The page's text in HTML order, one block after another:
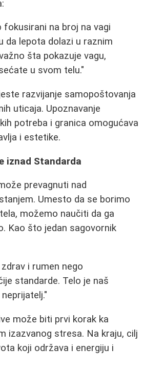
fokusirani na broj na vagi
da lepota dolazi u raznim
šta pokazuje vagu,
u svom telu."
razvijanje samopoštovanja
uticaja. Upoznavanje
potreba i granica omogućava
i estetike.
iznad Standarda
prevagnuti nad
Umesto da se borimo
možemo naučiti da ga
Kao što jedan sagovornik
i rumen nego
standarde. Telo je naš
može biti prvi korak ka
izazvanog stresa. Na kraju, cilj
koji održava i energiju i